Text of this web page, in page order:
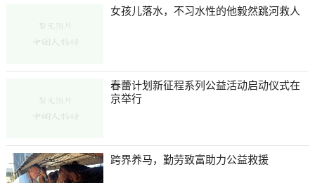
女孩儿落水，不习水性的他毅然跳河救人
春蕾计划新征程系列公益活动启动仪式在
京举行
跨界养马，勤劳致富助力公益救援